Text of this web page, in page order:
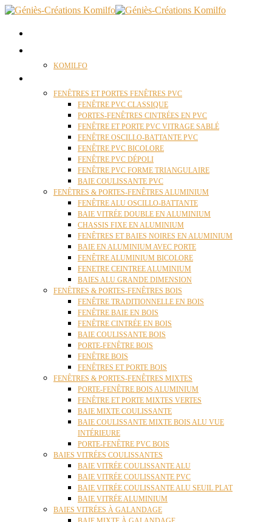
KOMILFO
FENÊTRES ET PORTES FENÊTRES PVC
FENÊTRE PVC CLASSIQUE
PORTES-FENÊTRES CINTRÉES EN PVC
FENÊTRE ET PORTE PVC VITRAGE SABLÉ
FENÊTRE OSCILLO-BATTANTE PVC
FENÊTRE PVC BICOLORE
FENÊTRE PVC DÉPOLI
FENÊTRE PVC FORME TRIANGULAIRE
BAIE COULISSANTE PVC
FENÊTRES & PORTES-FENÊTRES ALUMINIUM
FENÊTRE ALU OSCILLO-BATTANTE
BAIE VITRÉE DOUBLE EN ALUMINIUM
CHASSIS FIXE EN ALUMINIUM
FENÊTRES ET BAIES NOIRES EN ALUMINIUM
BAIE EN ALUMINIUM AVEC PORTE
FENÊTRE ALUMINIUM BICOLORE
FENETRE CEINTREE ALUMINIUM
BAIES ALU GRANDE DIMENSION
FENÊTRES & PORTES-FENÊTRES BOIS
FENÊTRE TRADITIONNELLE EN BOIS
FENÊTRE BAIE EN BOIS
FENÊTRE CINTRÉE EN BOIS
BAIE COULISSANTE BOIS
PORTE-FENÊTRE BOIS
FENÊTRE BOIS
FENÊTRES ET PORTE BOIS
FENÊTRES & PORTES-FENÊTRES MIXTES
PORTE-FENÊTRE BOIS ALUMINIUM
FENÊTRE ET PORTE MIXTES VERTES
BAIE MIXTE COULISSANTE
BAIE COULISSANTE MIXTE BOIS ALU VUE
INTÉRIEURE
PORTE-FENÊTRE PVC BOIS
BAIES VITRÉES COULISSANTES
BAIE VITRÉE COULISSANTE ALU
BAIE VITRÉE COULISSANTE PVC
BAIE VITRÉE COULISSANTE ALU SEUIL PLAT
BAIE VITRÉE ALUMINIUM
BAIES VITRÉES À GALANDAGE